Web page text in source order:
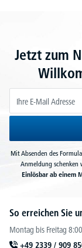
Jetzt zum
Mit Absenden des
Anmeldung schenken
Einlösbar ab einem
So erreichen Sie
Montag bis Freitag
+49 2339 / 909